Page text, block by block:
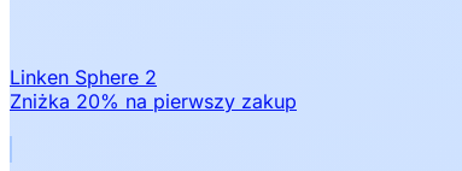
Linken Sphere 2
Zniżka 20% na pierwszy zakup